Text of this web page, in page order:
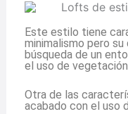
Este estilo tiene
minimalismo pero
búsqueda de un
el uso de
Otra de las
acabado con el uso